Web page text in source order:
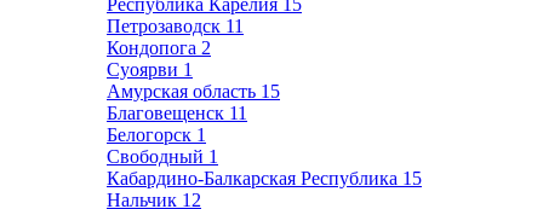
Республика Карелия 15
Петрозаводск 11
Кондопога 2
Суоярви 1
Амурская область 15
Благовещенск 11
Белогорск 1
Свободный 1
Кабардино-Балкарская Республика 15
Нальчик 12